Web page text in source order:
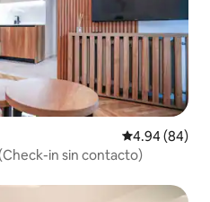
Calificación
4.94 (84)
in sin contacto)